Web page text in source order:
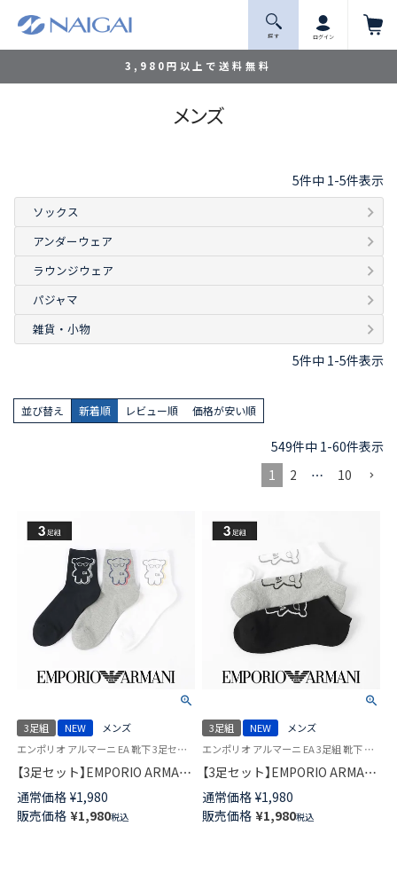
3,980円以上で送料無料
探 す ログイン
メンズ
5件中 1-5件表示
ソックス
アンダーウェア
ラウンジウェア
パジャマ
雑貨・小物
5件中 1-5件表示
並び替え 新着順 レビュー順 価格が安い順
549件中 1-60件表示
1
2 … 10
3足組 NEW
メンズ
エンポリオ アルマーニ EA 靴下 3足セット
【3足セット】EMPORIO ARMANI
ショート丈 マンガベア つま先
かかとパイル カジュアルソック
ス メンズ 92342725
通常価格 ¥1,980
販売価格 ¥1,980税込
3足組 NEW
メンズ
エンポリオ アルマーニ EA 3足組 靴下 男性
【3足セット】EMPORIO ARMANI
スニーカー丈 つま先かかとパイ
ル カジュアルソックス メンズ
92342724
通常価格 ¥1,980
販売価格 ¥1,980税込